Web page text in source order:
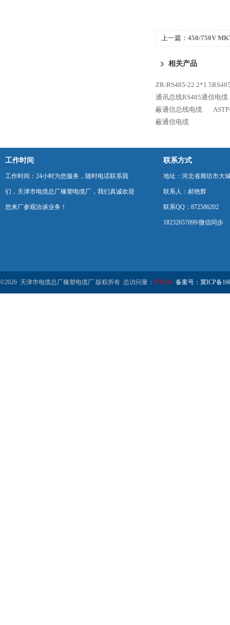
上一篇： 450/750V
相关产品
ZR-RS485-22
通讯总线RS485通信电缆
蔽通信总线电缆
蔽通信电缆
工作时间
工作时间：24小时为您服务，随时电话联系我
们，天津市电缆总厂橡塑电缆厂，我们真诚欢迎
您来厂参观洽谈业务！
联系方式
地址：河北省廊坊市大
联系人：郝艳辉
联系QQ：872586202
18232657099/微信同步
©2026 天津市电缆总厂橡塑电缆厂 版权所有 总访问量： 976214 备案号：冀ICP备